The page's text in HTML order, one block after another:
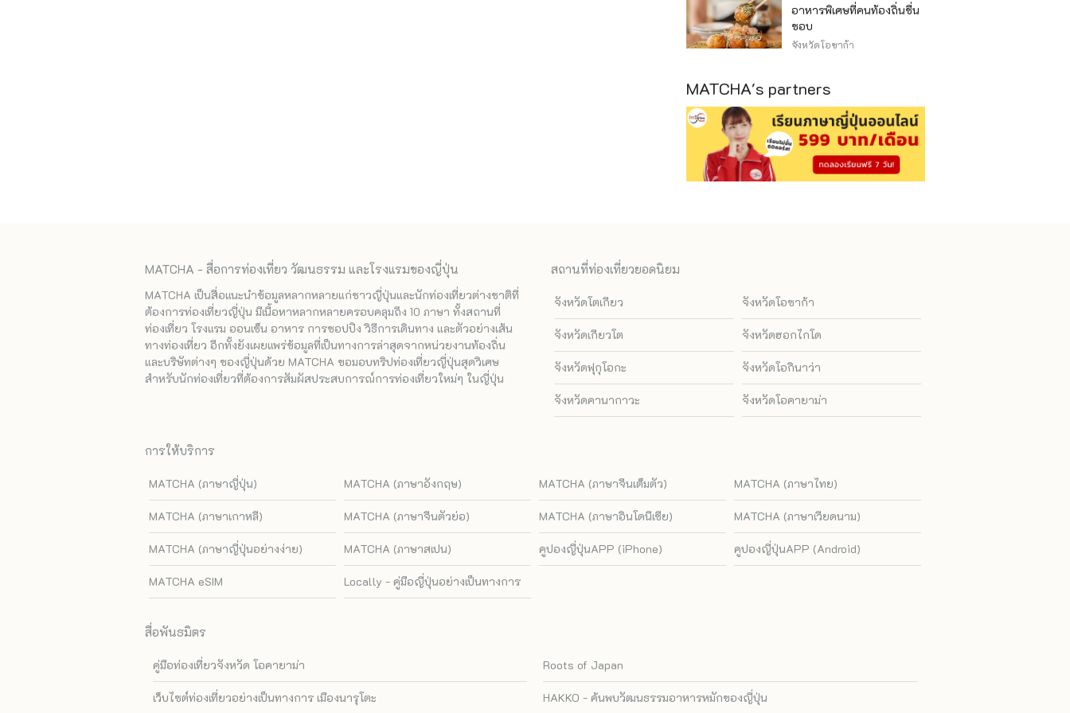
อาหารพิเศษที่คนท้องถิ่นชื่น
ชอบ
จังหวัดโอซาก้า
MATCHA's partners
MATCHA - สื่อการท่องเที่ยว วัฒนธรรม และโรงแรมของญี่ปุ่น
MATCHA เป็นสื่อแนะนำข้อมูลหลากหลายแก่ชาวญี่ปุ่นและนักท่องเที่ยวต่างชาติที่
ต้องการท่องเที่ยวญี่ปุ่น มีเนื้อหาหลากหลายครอบคลุมถึง 10 ภาษา ทั้งสถานที่
ท่องเที่ยว โรงแรม ออนเซ็น อาหาร การชอปปิง วิธีการเดินทาง และตัวอย่างเส้น
ทางท่องเที่ยว อีกทั้งยังเผยแพร่ข้อมูลที่เป็นทางการล่าสุดจากหน่วยงานท้องถิ่น
และบริษัทต่างๆ ของญี่ปุ่นด้วย MATCHA ขอมอบทริปท่องเที่ยวญี่ปุ่นสุดวิเศษ
สำหรับนักท่องเที่ยวที่ต้องการสัมผัสประสบการณ์การท่องเที่ยวใหม่ๆ ในญี่ปุ่น
สถานที่ท่องเที่ยวยอดนิยม
จังหวัดโตเกียว จังหวัดโอซาก้า
จังหวัดเกียวโต จังหวัดฮอกไกโด
จังหวัดฟุกุโอกะ จังหวัดโอกินาว่า
จังหวัดคานากาวะ จังหวัดโอคายาม่า
การให้บริการ
MATCHA (ภาษาญี่ปุ่น) MATCHA (ภาษาอังกฤษ) MATCHA (ภาษาจีนเต็มตัว) MATCHA (ภาษาไทย)
MATCHA (ภาษาเกาหลี) MATCHA (ภาษาจีนตัวย่อ) MATCHA (ภาษาอินโดนีเซีย) MATCHA (ภาษาเวียดนาม)
MATCHA (ภาษาญี่ปุ่นอย่างง่าย) MATCHA (ภาษาสเปน) คูปองญี่ปุ่นAPP (iPhone) คูปองญี่ปุ่นAPP (Android)
MATCHA eSIM Locally - คู่มือญี่ปุ่นอย่างเป็นทางการ
สื่อพันธมิตร
คู่มือท่องเที่ยวจังหวัด โอคายาม่า Roots of Japan
เว็บไซต์ท่องเที่ยวอย่างเป็นทางการ เมืองนารุโตะ HAKKO - ค้นพบวัฒนธรรมอาหารหมักของญี่ปุ่น